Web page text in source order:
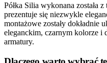
Półka Silia wykonana została
prezentuje się niezwykle
montażowe zostały dokładnie
eleganckim, czarnym kolorze i
armatury.